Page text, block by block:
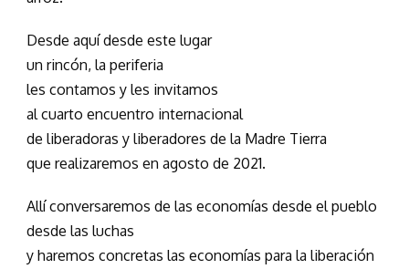
Desde aquí desde este lugar
un rincón, la periferia
les contamos y les invitamos
al cuarto encuentro internacional
de liberadoras y liberadores de la Madre Tierra
que realizaremos en agosto de 2021.
Allí conversaremos de las economías desde el pueblo
desde las luchas
y haremos concretas las economías para la liberación